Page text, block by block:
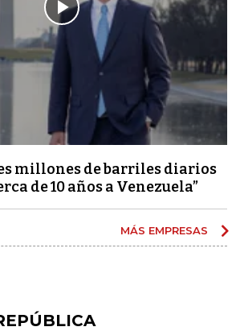
millones de barriles diarios
de 10 años a Venezuela”
MÁS EMPRESAS